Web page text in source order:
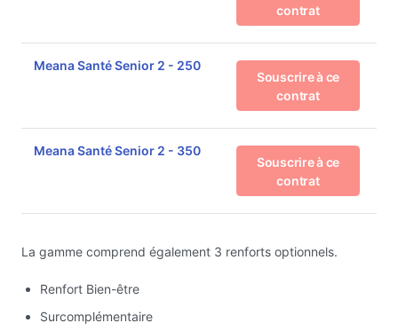
contrat
Meana Santé Senior 2 - 250
Souscrire à ce
contrat
Meana Santé Senior 2 - 350
Souscrire à ce
contrat
La gamme comprend également 3 renforts optionnels.
Renfort Bien-être
Surcomplémentaire